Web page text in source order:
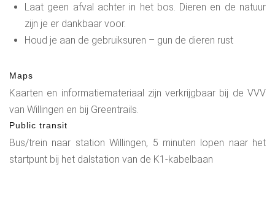
Laat geen afval achter in het bos. Dieren en de natuur
zijn je er dankbaar voor.
Houd je aan de gebruiksuren – gun de dieren rust
Maps
Kaarten en informatiemateriaal zijn verkrijgbaar bij de VVV
van Willingen en bij Greentrails.
Public transit
Bus/trein naar station Willingen, 5 minuten lopen naar het
startpunt bij het dalstation van de K1-kabelbaan